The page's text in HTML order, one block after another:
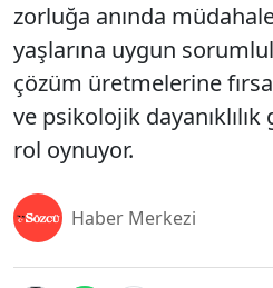
zorluğa anında
yaşlarına uygun
çözüm üretmelerine
ve psikolojik
rol oynuyor.
Haber Merkezi